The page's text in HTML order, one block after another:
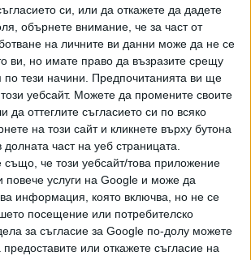
си, или да откажете да дадете
обърнете внимание, че за част от
на личните ви данни може да не се
ви, но имате право да възразите срещу
по тези начини. Предпочитанията ви ще
уебсайт. Можете да промените своите
да оттеглите съгласието си по всяко
на този сайт и кликнете върху бутона
част на уеб страницата.
че този уебсайт/това приложение
повече услуги на Google и може да
информация, която включва, но не се
посещение или потребителско
за съгласие за Google по-долу можете
предоставите или откажете съгласие на
Разгледай всички